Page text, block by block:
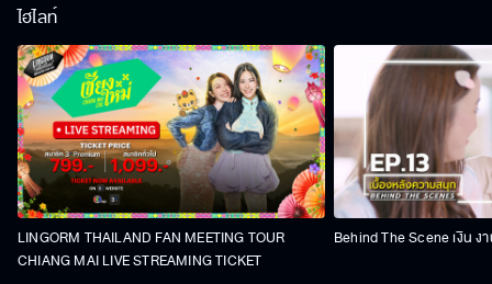
ไฮไลท์
LINGORM THAILAND FAN MEETING TOUR
CHIANG MAI LIVE STREAMING TICKET
Behind The Scene เงิน ง